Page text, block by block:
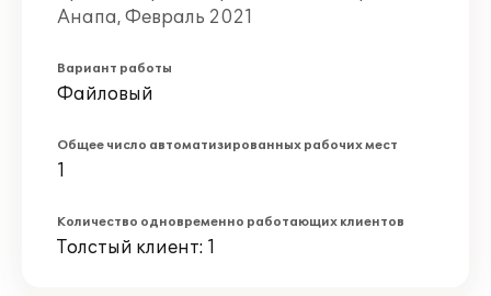
Анапа, Февраль 2021
Вариант работы
Файловый
Общее число автоматизированных рабочих мест
1
Количество одновременно работающих клиентов
Толстый клиент: 1